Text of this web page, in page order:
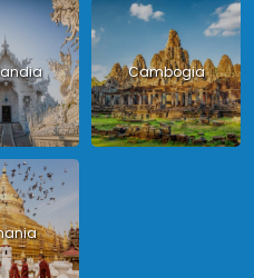
Cambogia